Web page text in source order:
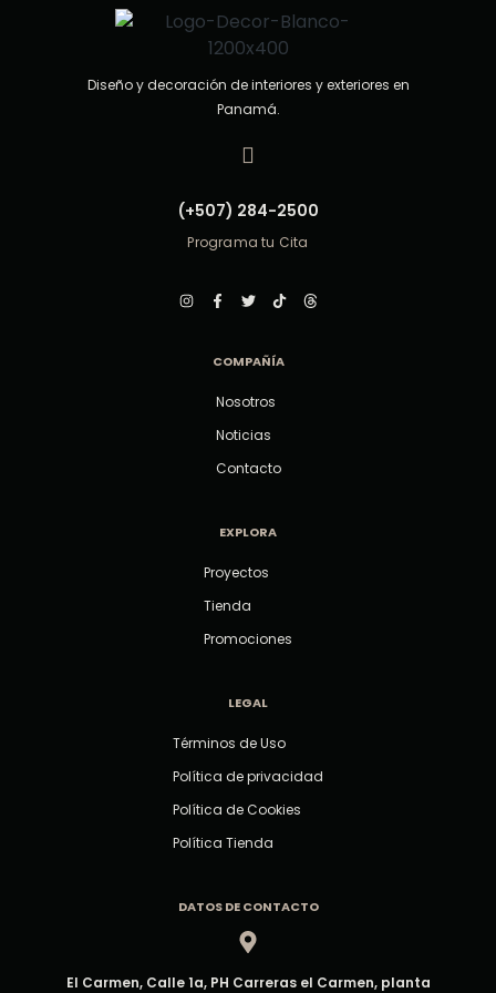
Diseño y decoración de interiores y exteriores en
Panamá.
(+507) 284-2500
Programa tu Cita
COMPAÑÍA
Nosotros
Noticias
Contacto
EXPLORA
Proyectos
Tienda
Promociones
LEGAL
Términos de Uso
Política de privacidad
Política de Cookies
Política Tienda
DATOS DE CONTACTO
El Carmen, Calle 1a, PH Carreras el Carmen, planta